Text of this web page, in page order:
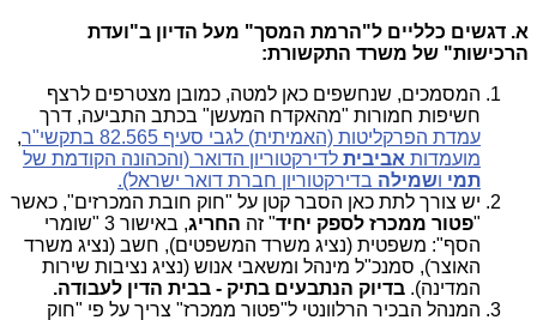
א. דגשים כלליים ל"הרמת המסך" מעל הדיון ב"ועדת
הרכישות" של משרד התקשורת:
המסמכים, שנחשפים כאן למטה, כמובן מצטרפים לרצף
חשיפות חמורות "מהאקדח המעשן" בכתב התביעה, דרך
עמדת הפרקליטות (האמיתית) לגבי סעיף 82.565 בתקשי"ר
,
מועמדות אביבית לדירקטוריון הדואר (והכהונה הקודמת של
תמי ושמילה בדירקטוריון חברת דואר ישראל).
יש צורך לתת כאן הסבר קטן על "חוק חובת המכרזים", כאשר
"פטור ממכרז לספק יחיד" זה החריג
, באישור 3 "שומרי
הסף": משפטית (נציג משרד המשפטים), חשב (נציג משרד
האוצר), סמנכ"ל מינהל ומשאבי אנוש (נציג נציבות שירות
המדינה). בדיוק הנתבעים בתיק - בבית הדין לעבודה.
המנהל הבכיר הרלוונטי ל"פטור ממכרז" צריך על פי "חוק